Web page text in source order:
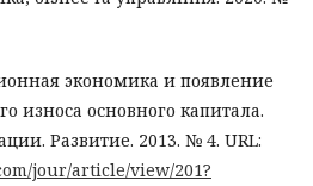
экономика и появление
износа основного капитала.
Развитие. 2013. № 4. URL:
jour/article/view/201?